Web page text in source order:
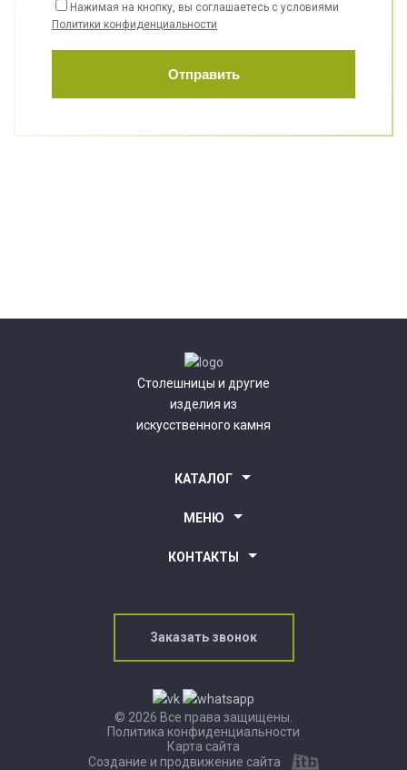
Нажимая на кнопку, вы соглашаетесь с условиями
Политики конфиденциальности
Отправить
Столешницы и другие
изделия из
искусственного камня
КАТАЛОГ
Столешницы для ванной комнаты
Подоконники
МЕНЮ
Новости компании
КОНТАКТЫ
+7 (937) 855-27-05
Заказать звонок
© 2026 Все права защищены.
Политика конфиденциальности
Карта сайта
Создание и продвижение сайта